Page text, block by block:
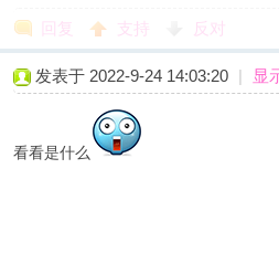
回复 支持 反对
发表于 2022-9-24 14:03:20 | 显
看看是什么